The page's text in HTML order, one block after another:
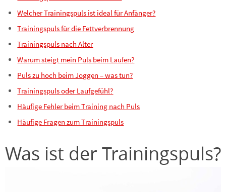
Welcher Trainingspuls ist ideal für Anfänger?
Trainingspuls für die Fettverbrennung
Trainingspuls nach Alter
Warum steigt mein Puls beim Laufen?
Puls zu hoch beim Joggen – was tun?
Trainingspuls oder Laufgefühl?
Häufige Fehler beim Training nach Puls
Häufige Fragen zum Trainingspuls
Was ist der Trainingspuls?